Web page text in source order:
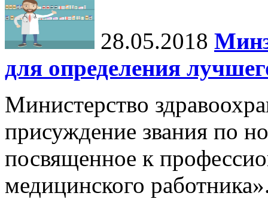
28.05.2018
для определения
Министерство
присуждение звания по
посвященное к
медицинского